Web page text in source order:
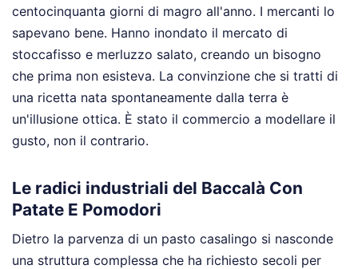
centocinquanta giorni di magro all'anno. I mercanti lo
sapevano bene. Hanno inondato il mercato di
stoccafisso e merluzzo salato, creando un bisogno
che prima non esisteva. La convinzione che si tratti di
una ricetta nata spontaneamente dalla terra è
un'illusione ottica. È stato il commercio a modellare il
gusto, non il contrario.
Le radici industriali del Baccalà Con
Patate E Pomodori
Dietro la parvenza di un pasto casalingo si nasconde
una struttura complessa che ha richiesto secoli per